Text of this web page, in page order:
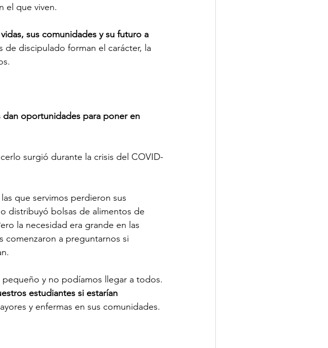
el que viven.
sus comunidades y su futuro a
de discipulado forman el carácter, la
dan oportunidades para poner en
surgió durante la crisis del COVID-
que servimos perdieron sus
distribuyó bolsas de alimentos de
la necesidad era grande en las
comenzaron a preguntarnos si
y no podíamos llegar a todos.
estudiantes si estarían
y enfermas en sus comunidades.